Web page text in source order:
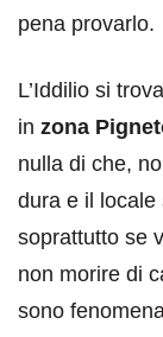
pena provarlo.
L’Iddilio si
in zona
nulla di che,
dura e il locale
soprattutto se
non morire di
sono